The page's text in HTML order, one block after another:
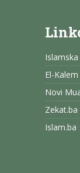
El-Kalem
Novi
Zekat.ba
Islam.ba